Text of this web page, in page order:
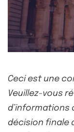
Ceci est une
Veuillez-vous
d’informations
décision finale